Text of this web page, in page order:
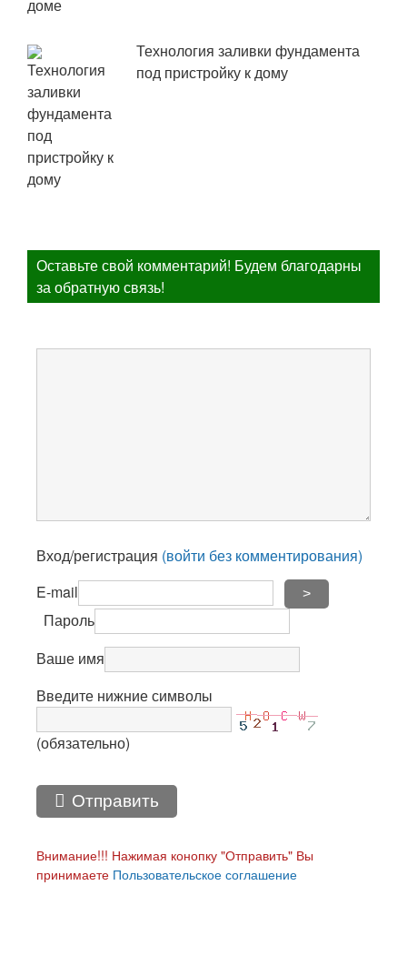
Технология заливки фундамента
под пристройку к дому
Оставьте свой комментарий! Будем благодарны
за обратную связь!
Вход/регистрация (войти без комментирования)
E-mail
>
Пароль
Ваше имя
Введите нижние символы
(обязательно)
Отправить
Внимание!!! Нажимая конопку "Отправить" Вы
принимаете Пользовательское соглашение